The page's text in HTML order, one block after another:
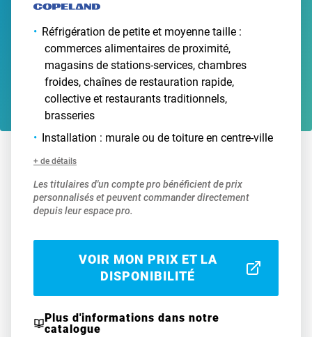
Réfrigération de petite et moyenne taille :
commerces alimentaires de proximité,
magasins de stations-services, chambres
froides, chaînes de restauration rapide,
collective et restaurants traditionnels,
brasseries
Installation : murale ou de toiture en centre-ville
+ de détails
Les titulaires d'un compte pro bénéficient de prix
personnalisés et peuvent commander directement
depuis leur espace pro.
VOIR MON PRIX ET LA
DISPONIBILITÉ
Plus d'informations dans notre
catalogue